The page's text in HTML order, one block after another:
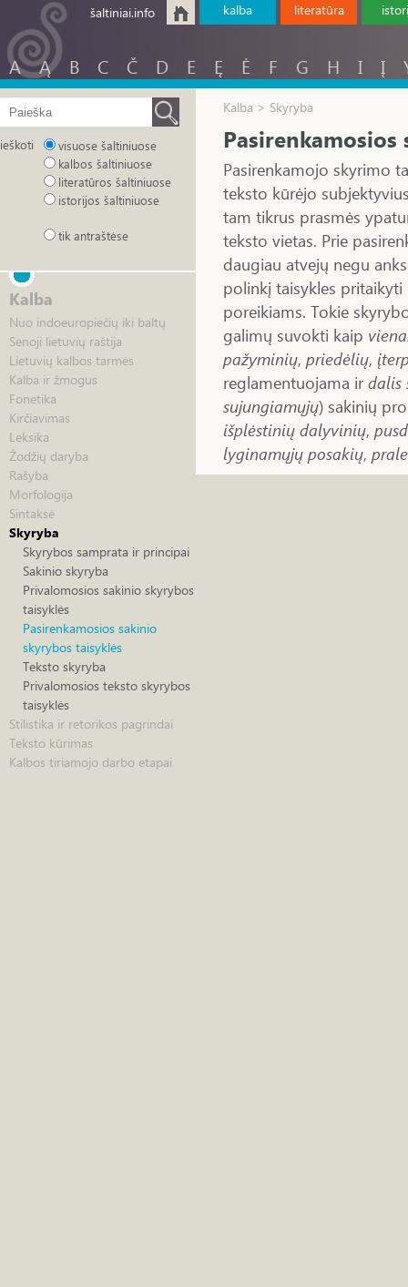
šaltiniai.info kalba literatūra
A Ą B C Č D E Ę Ė F G H I Į
ieškoti
visuose šaltiniuose
kalbos šaltiniuose
literatūros šaltiniuose
istorijos šaltiniuose
tik antraštėse
Kalba
Nuo indoeuropiečių iki baltų
Senoji lietuvių raštija
Lietuvių kalbos tarmės
Kalba ir žmogus
Fonetika
Kirčiavimas
Leksika
Žodžių daryba
Rašyba
Morfologija
Sintaksė
Skyryba
Skyrybos samprata ir principai
Sakinio skyryba
Privalomosios sakinio skyrybos
taisyklės
Pasirenkamosios sakinio
skyrybos taisyklės
Teksto skyryba
Privalomosios teksto skyrybos
taisyklės
Stilistika ir retorikos pagrindai
Teksto kūrimas
Kalbos tiriamojo darbo etapai
Kalba > Skyryba
Pasirenkamojo skyrimo
teksto kūrėjo
tam tikrus prasmės
teksto vietas. Prie
daugiau atvejų negu
polinkį taisykles
poreikiams. Tokie
galimų suvokti kaip
pažyminių, priedėlių,
reglamentuojama irdalis
sujungiamųjų) sakinių
išplėstinių dalyvinių,
lyginamųjų posakių,